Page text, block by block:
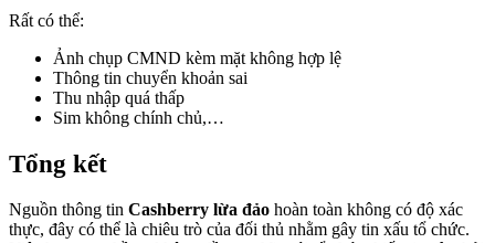
Rất có thể:
Ảnh chụp CMND kèm mặt không hợp lệ
Thông tin chuyển khoản sai
Thu nhập quá thấp
Sim không chính chủ,…
Tổng kết
Nguồn thông tin Cashberry lừa đảo hoàn toàn không có độ xác
thực, đây có thể là chiêu trò của đối thủ nhằm gây tin xấu tổ chức.